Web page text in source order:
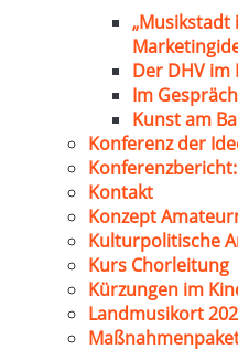
Der DHV im
Im
Kunst am
Konferenz der
Kontakt
Konzept
Kulturpolitische
Kurs Chorleitung
Kürzungen im
Landmusikort